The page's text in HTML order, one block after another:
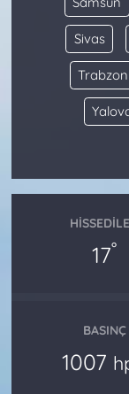
Sivas
Trabzon
17°
BASINÇ
1007